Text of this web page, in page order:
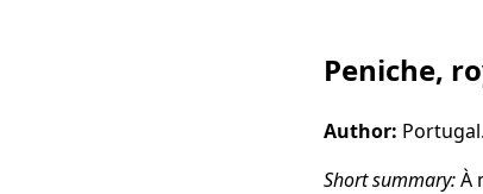
Peniche,
Author:
Short summary:À